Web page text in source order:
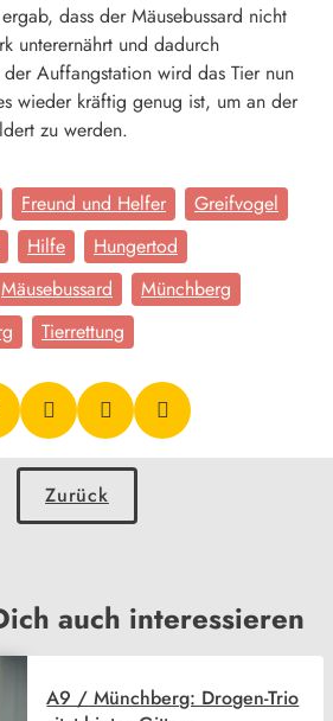
dass der Mäusebussard nicht
unterernährt und dadurch
Auffangstation wird das Tier nun
wieder kräftig genug ist, um an der
zu werden.
Freund und Helfer
Greifvogel
Hilfe
Hungertod
Mäusebussard
Münchberg
Tierrettung
Zurück
auch interessieren
A9 / Münchberg: Drogen-Trio